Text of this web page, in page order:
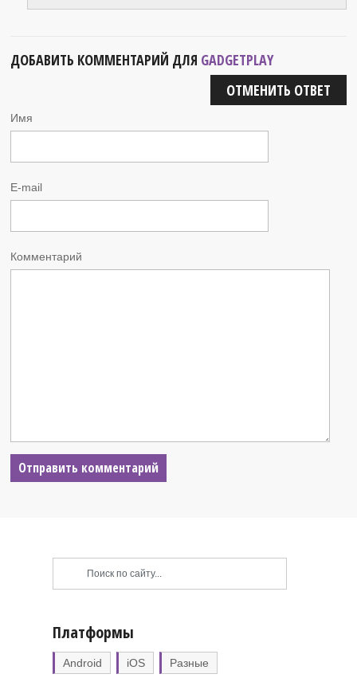
ДОБАВИТЬ КОММЕНТАРИЙ ДЛЯ GADGETPLAY
ОТМЕНИТЬ ОТВЕТ
Имя
E-mail
Комментарий
Платформы
Android iOS Разные